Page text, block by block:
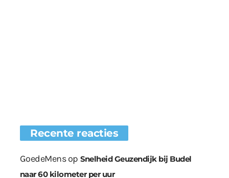
Recente reacties
GoedeMensop Snelheid Geuzendijk bij Budel
naar 60 kilometer per uur